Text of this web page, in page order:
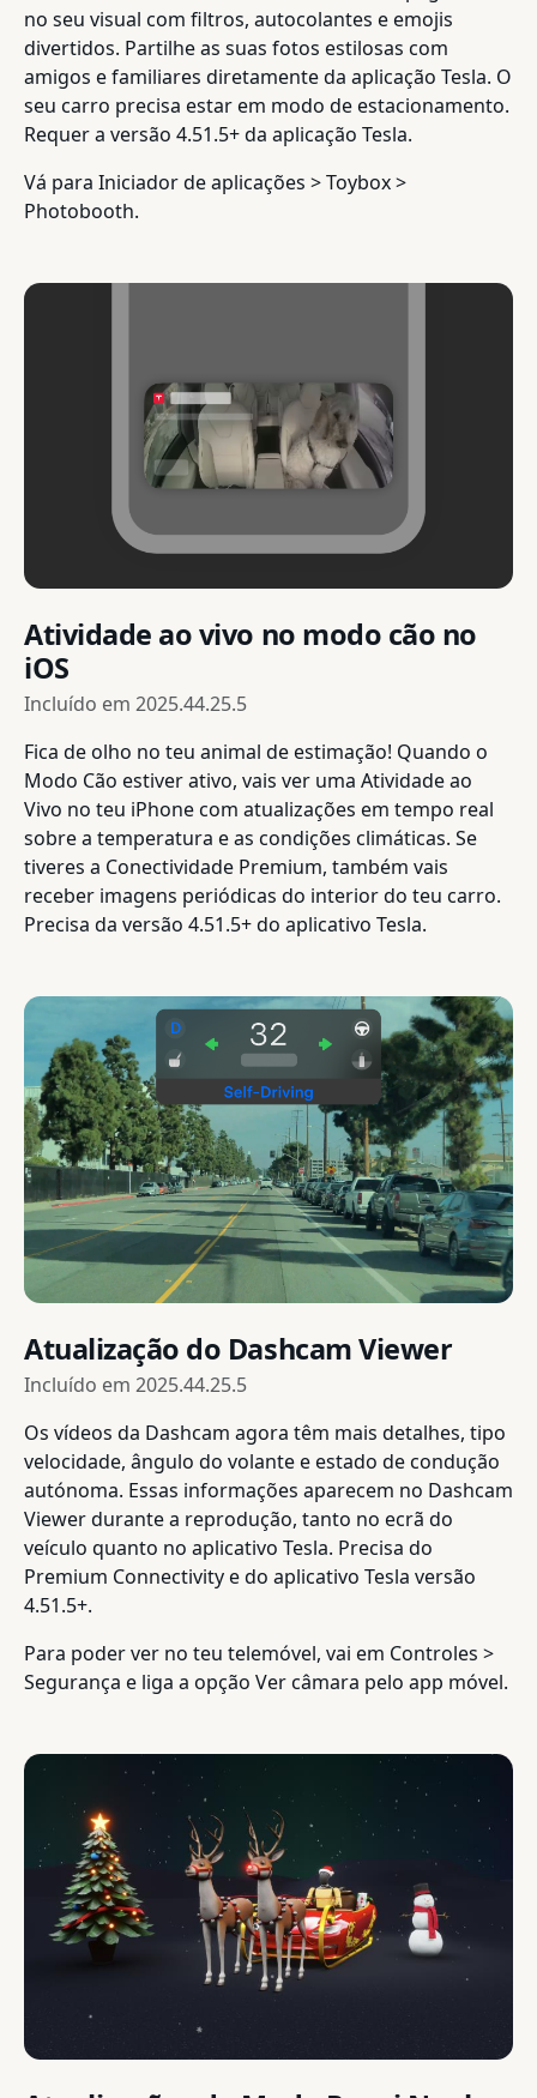
no seu visual com filtros, autocolantes e emojis
divertidos. Partilhe as suas fotos estilosas com
amigos e familiares diretamente da aplicação Tesla. O
seu carro precisa estar em modo de estacionamento.
Requer a versão 4.51.5+ da aplicação Tesla.
Vá para Iniciador de aplicações > Toybox >
Photobooth.
Atividade ao vivo no modo cão no
iOS
Incluído em 2025.44.25.5
Fica de olho no teu animal de estimação! Quando o
Modo Cão estiver ativo, vais ver uma Atividade ao
Vivo no teu iPhone com atualizações em tempo real
sobre a temperatura e as condições climáticas. Se
tiveres a Conectividade Premium, também vais
receber imagens periódicas do interior do teu carro.
Precisa da versão 4.51.5+ do aplicativo Tesla.
Atualização do Dashcam Viewer
Incluído em 2025.44.25.5
Os vídeos da Dashcam agora têm mais detalhes, tipo
velocidade, ângulo do volante e estado de condução
autónoma. Essas informações aparecem no Dashcam
Viewer durante a reprodução, tanto no ecrã do
veículo quanto no aplicativo Tesla. Precisa do
Premium Connectivity e do aplicativo Tesla versão
4.51.5+.
Para poder ver no teu telemóvel, vai em Controles >
Segurança e liga a opção Ver câmara pelo app móvel.